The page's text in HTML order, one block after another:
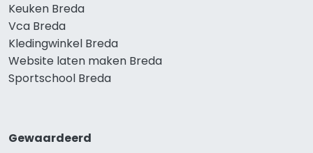
Keuken Breda
Vca Breda
Kledingwinkel Breda
Website laten maken Breda
Sportschool Breda
Gewaardeerd